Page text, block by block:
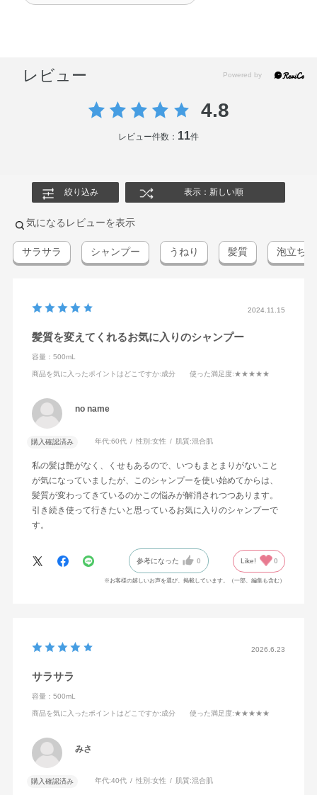
レビュー
4.8
レビュー件数： 11件
絞り込み 表示：新しい順
気になるレビューを表示
サラサラ シャンプー うねり 髪質 泡立ち
2024.11.15
髪質を変えてくれるお気に入りのシャンプー
容量：500mL
商品を気に入ったポイントはどこですか:成分 使った満足度:★★★★★
no name
購入確認済み 年代:60代 性別:女性 肌質:混合肌
私の髪は艶がなく、くせもあるので、いつもまとまりがないこと
が気になっていましたが、このシャンプーを使い始めてからは、
髪質が変わってきているのかこの悩みが解消されつつあります。
引き続き使って行きたいと思っているお気に入りのシャンプーで
す。
参考になった 0 Like! 0
※お客様の嬉しいお声を選び、掲載しています。（一部、編集も含む）
2026.6.23
サラサラ
容量：500mL
商品を気に入ったポイントはどこですか:成分 使った満足度:★★★★★
みさ
購入確認済み 年代:40代 性別:女性 肌質:混合肌